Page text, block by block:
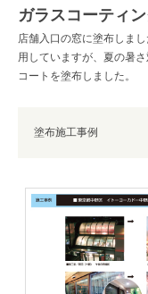
ガラスコーティ
店舗入口の窓に塗布しま
用していますが、夏の暑
コートを塗布しました。
塗布施工事例